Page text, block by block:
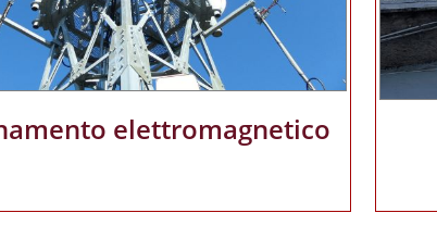
elettromagnetico